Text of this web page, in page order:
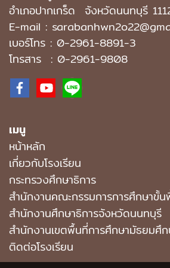
อำเภอปากเกร็ด จังหวัดนนทบุรี
E-mail :
เบอร์โทร : 0-2961-8891-3
โทรสาร : 0-2961-9808
เมนู
หน้าหลัก
เกี่ยวกับโรงเรียน
กระทรวงศึกษาธิการ
สำนักงานคณะกรรมการการศึกษาขั้
สำนักงานศึกษาธิการจังหวัดนนทบุรี
สํานักงานเขตพื้นที่การศึกษามัธยมศึ
ติดต่อโรงเรียน